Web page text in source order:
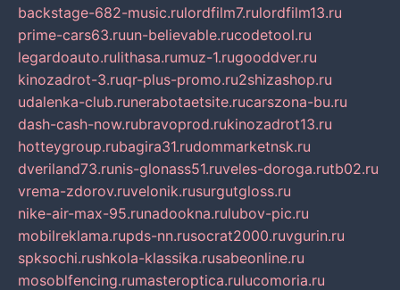
backstage-682-music.rulordfilm7.rulordfilm13.ru
prime-cars63.ruun-believable.rucodetool.ru
legardoauto.rulithasa.rumuz-1.rugooddver.ru
kinozadrot-3.ruqr-plus-promo.ru2shizashop.ru
udalenka-club.runerabotaetsite.rucarszona-bu.ru
dash-cash-now.rubravoprod.rukinozadrot13.ru
hotteygroup.rubagira31.rudommarketnsk.ru
dveriland73.runis-glonass51.ruveles-doroga.rutb02.ru
vrema-zdorov.ruvelonik.rusurgutgloss.ru
nike-air-max-95.runadookna.rulubov-pic.ru
mobilreklama.rupds-nn.rusocrat2000.ruvgurin.ru
spksochi.rushkola-klassika.rusabeonline.ru
mosoblfencing.rumasteroptica.rulucomoria.ru